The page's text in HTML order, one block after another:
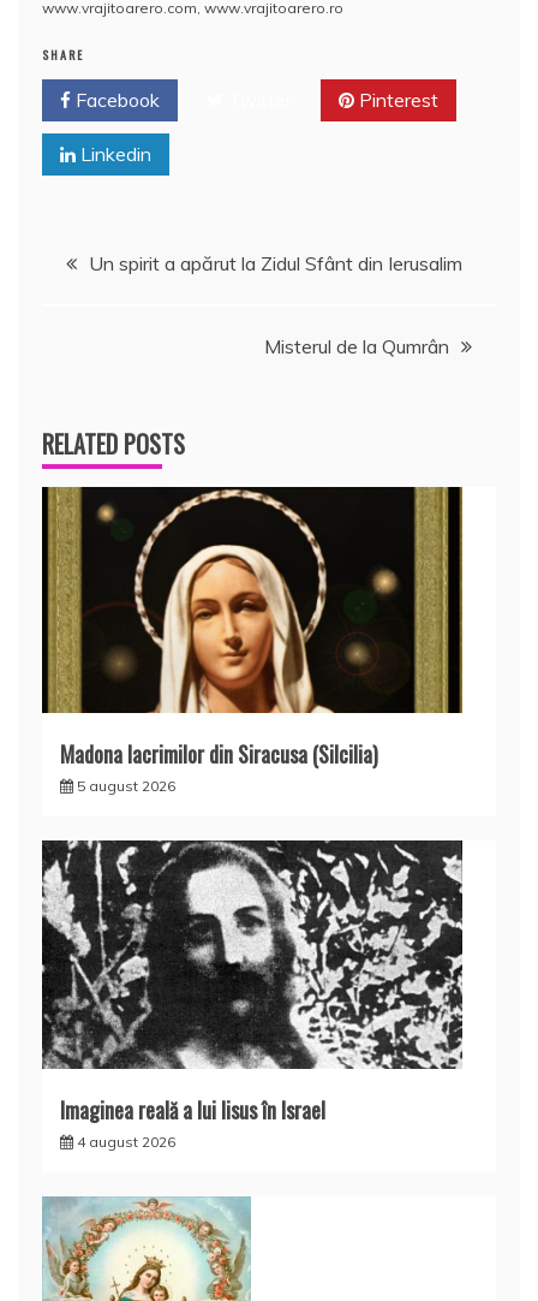
www.vrajitoarero.com, www.vrajitoarero.ro
SHARE
Facebook Pinterest
Linkedin
Navigare
Un spirit a apărut la Zidul Sfânt din Ierusalim
Misterul de la Qumrân
RELATED POSTS
Madona lacrimilor din Siracusa (Silcilia)
5 august 2026
Imaginea reală a lui Iisus în Israel
4 august 2026